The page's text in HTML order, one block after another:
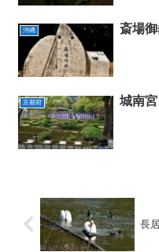
沖縄 斎場
京都府 城南
長